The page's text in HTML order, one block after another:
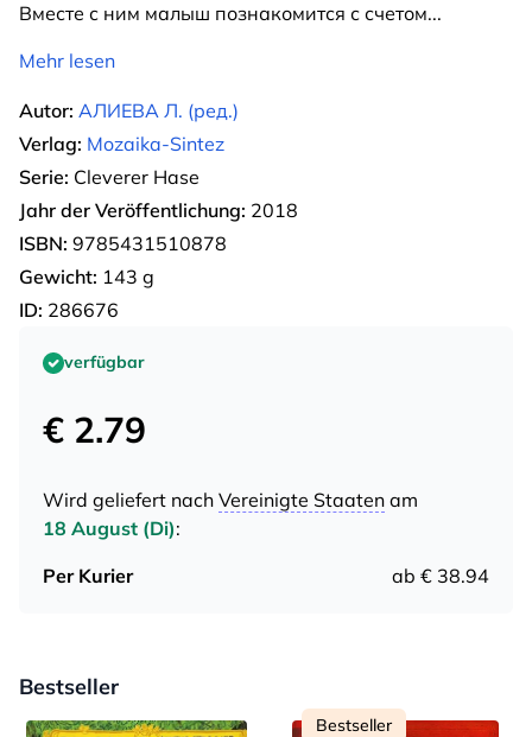
Вместе с ним малыш познакомится с счетом...
Mehr lesen
Autor: АЛИЕВА Л. (ред.)
Verlag: Mozaika-Sintez
Serie: Cleverer Hase
Jahr der Veröffentlichung: 2018
ISBN: 9785431510878
Gewicht: 143 g
ID: 286676
verfügbar
€ 2.79
Wird geliefert nach Vereinigte Staaten am
18 August (Di):
Per Kurier
ab € 38.94
Bestseller
Bestseller